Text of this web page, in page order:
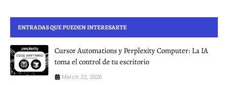
ENTRADAS QUE PUEDEN INTERESARTE
Cursor Automations y Perplexity Computer: La IA
toma el control de tu escritorio
March 22, 2026